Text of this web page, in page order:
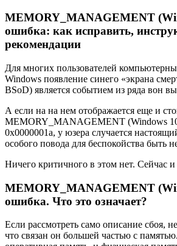
MEMORY_MANAGEMENT
ошибка: как исправить,
рекомендации
Для многих пользователей
Windows появление синего «экрана
BSoD) является событием из ряда вон
А если на на нем отображается еще и
MEMORY_MANAGEMENT (Windows
0x0000001a, у юзера случается
особого повода для беспокойства быть
Ничего критичного в этом нет. Сейчас
MEMORY_MANAGEMENT
ошибка. Что это означает?
Если рассмотреть само описание сбоя,
что связан он большей частью с